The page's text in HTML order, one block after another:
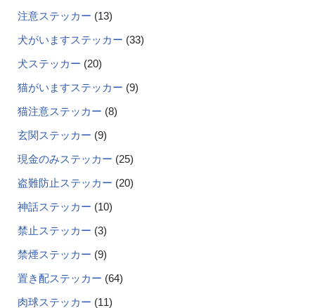
注意ステッカー
13
犬がいますステッカー 33
犬ステッカー
20
猫がいますステッカー 9
猫注意ステッカー 8
玄関ステッカー 9
現金のみステッカー
25
盗難防止ステッカー
20
神話ステッカー
10
禁止ステッカー 3
禁煙ステッカー 9
置き配ステッカー 64
肉球ステッカー
11